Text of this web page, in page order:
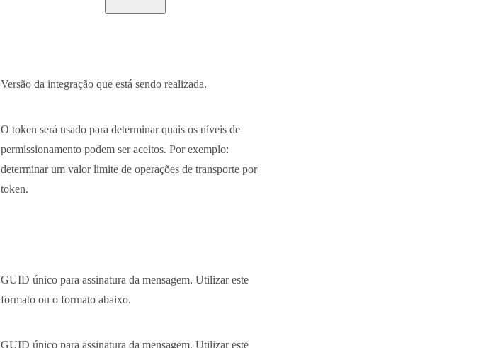
Versão da integração que está sendo realizada.
O token será usado para determinar quais os níveis de
permissionamento podem ser aceitos. Por exemplo:
determinar um valor limite de operações de transporte por
token.
GUID único para assinatura da mensagem. Utilizar este
formato ou o formato abaixo.
GUID único para assinatura da mensagem. Utilizar este